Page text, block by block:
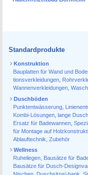
Standardprodukte
Konstruktion
Bauplatten für Wand und
tions­verkleidungen
Wannen­verkleidungen
Duschböden
Punktentwässerung
Kombi-Lösungen lange
Ersatz für Badewannen
für Montage auf
Ablauf­technik, Zubehör
Wellness
Ruheliegen
Bausätze für
Bausätze für Dusch-